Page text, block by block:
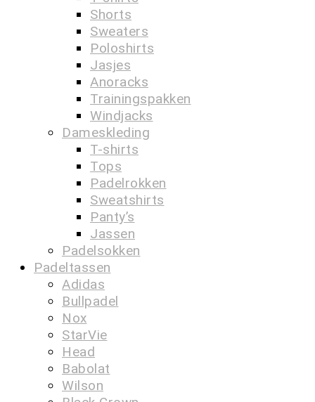
Shorts
Sweaters
Poloshirts
Jasjes
Anoracks
Trainingspakken
Windjacks
Dameskleding
T-shirts
Tops
Padelrokken
Sweatshirts
Panty’s
Jassen
Padelsokken
Padeltassen
Adidas
Bullpadel
Nox
StarVie
Head
Babolat
Wilson